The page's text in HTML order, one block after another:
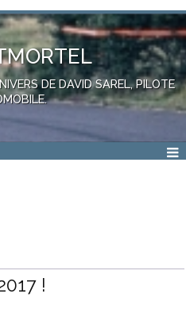
DE DAVID SAREL, PILOTE
!